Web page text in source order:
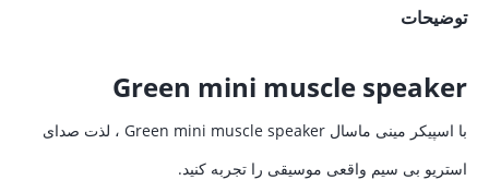
توضیحات
Green mini muscle speaker
با اسپیکر مینی ماسال Green mini muscle speaker ، لذت صدای
استریو بی سیم واقعی موسیقی را تجربه کنید.